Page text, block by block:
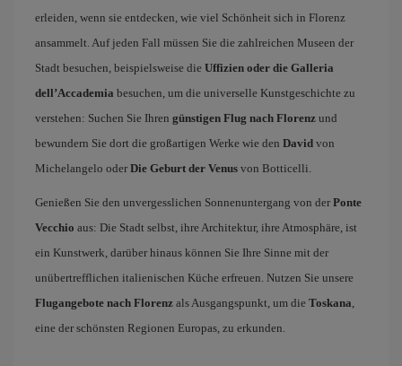
erleiden, wenn sie entdecken, wie viel Schönheit sich in Florenz
ansammelt. Auf jeden Fall müssen Sie die zahlreichen Museen der
Stadt besuchen, beispielsweise die Uffizien oder die Galleria
dell’Accademia besuchen, um die universelle Kunstgeschichte zu
verstehen: Suchen Sie Ihren günstigen Flug nach Florenz und
bewundern Sie dort die großartigen Werke wie den David von
Michelangelo oder Die Geburt der Venus von Botticelli.
Genießen Sie den unvergesslichen Sonnenuntergang von der Ponte
Vecchio aus: Die Stadt selbst, ihre Architektur, ihre Atmosphäre, ist
ein Kunstwerk, darüber hinaus können Sie Ihre Sinne mit der
unübertrefflichen italienischen Küche erfreuen. Nutzen Sie unsere
Flugangebote nach Florenz als Ausgangspunkt, um die Toskana,
eine der schönsten Regionen Europas, zu erkunden.